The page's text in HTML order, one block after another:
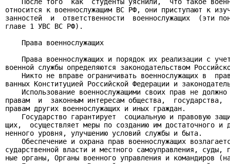
относится к военнослужащим ВС РФ, они приступают к
занностей  и  ответственности  военнослужащих  (эти
главе 1 УВС ВС РФ).
    Права военнослужащих
Права военнослужащих и порядок их реализации с
военной службы определяются законодательством
Никто не вправе ограничивать военнослужащих в
ванных Конституцией Российской Федерации и
Использование военнослужащими своих прав не должно
правам  и  законным интересам общества,  государства,
правам других военнослужащих и иных граждан.
Государство гарантирует  социальную и правовую
щих,  осуществляет меры по созданию им достаточного и
ненного уровня, улучшению условий службы и быта.
Обеспечение и охрана прав военнослужащих
сударственной власти и местного самоуправления, суды,
ные органы, Органы военного управления и командиров